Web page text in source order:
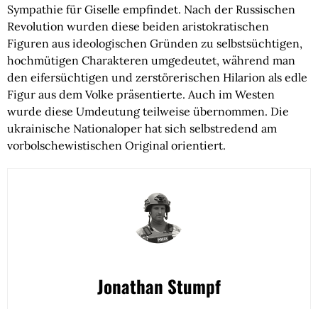
Sympathie für Giselle empfindet. Nach der Russischen
Revolution wurden diese beiden aristokratischen
Figuren aus ideologischen Gründen zu selbstsüchtigen,
hochmütigen Charakteren umgedeutet, während man
den eifersüchtigen und zerstörerischen Hilarion als edle
Figur aus dem Volke präsentierte. Auch im Westen
wurde diese Umdeutung teilweise übernommen. Die
ukrainische Nationaloper hat sich selbstredend am
vorbolschewistischen Original orientiert.
Jonathan Stumpf